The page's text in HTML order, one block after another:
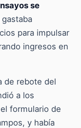
se
para impulsar
ingresos en
de rebote del
a los
formulario de
y había